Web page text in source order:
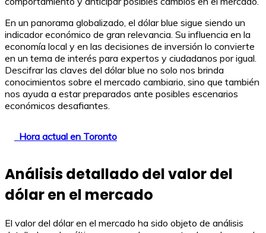
En un panorama globalizado, el dólar blue sigue siendo un
indicador económico de gran relevancia. Su influencia en la
economía local y en las decisiones de inversión lo convierte
en un tema de interés para expertos y ciudadanos por igual.
Descifrar las claves del dólar blue no solo nos brinda
conocimientos sobre el mercado cambiario, sino que también
nos ayuda a estar preparados ante posibles escenarios
económicos desafiantes.
Hora actual en Toronto
Análisis detallado del valor del
dólar en el mercado
El valor del dólar en el mercado ha sido objeto de análisis